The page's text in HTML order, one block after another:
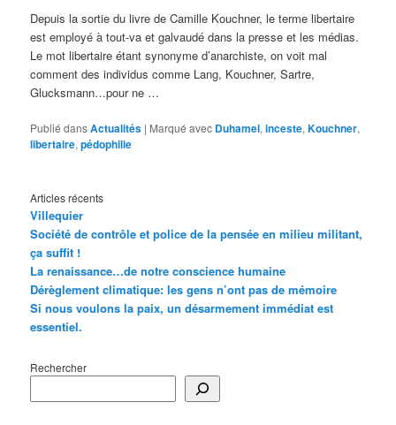
Depuis la sortie du livre de Camille Kouchner, le terme libertaire
est employé à tout-va et galvaudé dans la presse et les médias.
Le mot libertaire étant synonyme d’anarchiste, on voit mal
comment des individus comme Lang, Kouchner, Sartre,
Glucksmann…pour ne …
Publié dansActualités | Marqué avec Duhamel,inceste,Kouchner,
libertaire,pédophilie
Articles récents
Villequier
Société de contrôle et police de la pensée en milieu militant,
ça suffit !
La renaissance…de notre conscience humaine
Dérèglement climatique: les gens n’ont pas de mémoire
Si nous voulons la paix, un désarmement immédiat est
essentiel.
Rechercher